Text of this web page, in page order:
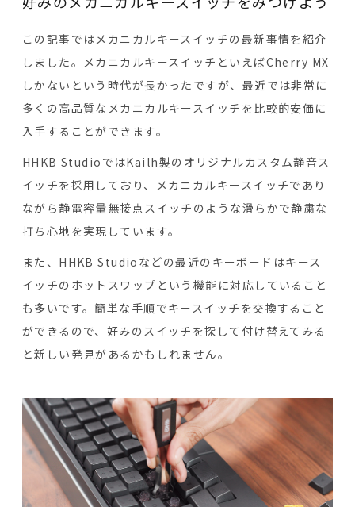
この記事ではメカニカルキースイッチの最新事情を紹介
しました。メカニカルキースイッチといえばCherry MX
しかないという時代が長かったですが、最近では非常に
多くの高品質なメカニカルキースイッチを比較的安価に
入手することができます。
HHKB StudioではKailh製のオリジナルカスタム静音ス
イッチを採用しており、メカニカルキースイッチであり
ながら静電容量無接点スイッチのような滑らかで静粛な
打ち心地を実現しています。
また、HHKB Studioなどの最近のキーボードはキース
イッチのホットスワップという機能に対応していること
も多いです。簡単な手順でキースイッチを交換すること
ができるので、好みのスイッチを探して付け替えてみる
と新しい発見があるかもしれません。